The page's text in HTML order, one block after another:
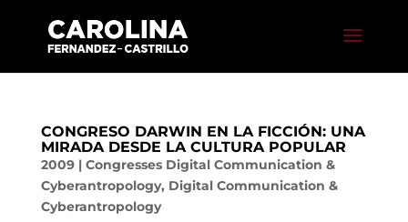
CONGRESO DARWIN EN LA FICCIÓN: UNA
MIRADA DESDE LA CULTURA POPULAR
2009| Congresses Digital Communication &
Cyberantropology, Digital Communication &
Cyberantropology